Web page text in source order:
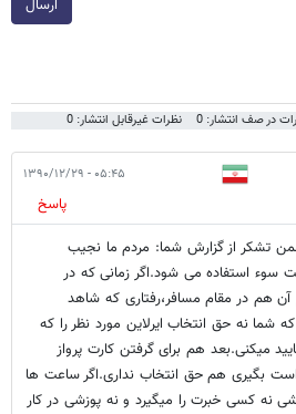
ارسال
در صف انتشار: 0 نظرات غیرقابل انتشار: 0
۰۵:۴۵ - ۱۳۹۰/۱۲/۲۹
پاسخ
تشکر از گزارش شما: مردم ما نجیب
سوء استفاده می شود.اگر زمانی که در
هم در مقام مسافر،رفتاری که شاهد
شما نه حق انتخاب ایرلاین مورد نظر را که
میکنی.بعد هم برای گرفتن کارت پرواز
بگیری هم حق انتخاب نداری.اگر ساعت ها
نه کسی خبرت را میگیرد و نه پوزشی در کار